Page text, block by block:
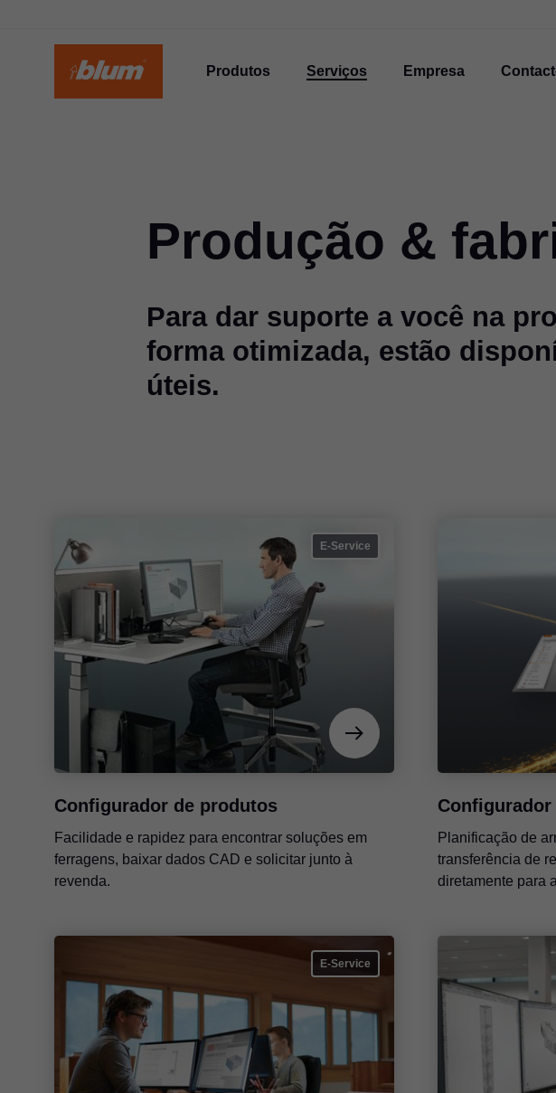
Produtos Serviços Empresa
Produção &
Para dar suporte a você na
forma otimizada, estão
úteis.
E-Service
Configurador de produtos
Facilidade e rapidez para encontrar soluções em
ferragens, baixar dados CAD e solicitar junto à
revenda.
Planificação de
transferência de
diretamente para
E-Service